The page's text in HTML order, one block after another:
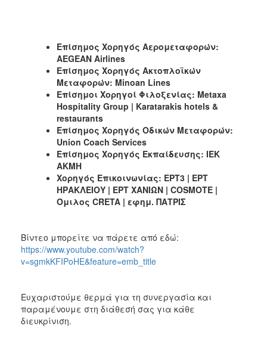
Επίσημος Χορηγός Αερομεταφορών:
AEGEAN Airlines
Επίσημος Χορηγός Ακτοπλοϊκών
Μεταφορών: Minoan Lines
Επίσημοι Χορηγοί Φιλοξενίας: Metaxa
Hospitality Group | Karatarakis hotels &
restaurants
Επίσημος Χορηγός Οδικών Μεταφορών:
Union Coach Services
Επίσημος Χορηγός Εκπαίδευσης: ΙΕΚ
ΑΚΜΗ
Χορηγός Επικοινωνίας: ΕΡΤ3 | ΕΡΤ
ΗΡΑΚΛΕΙΟΥ | ΕΡΤ ΧΑΝΙΩΝ | COSMOTE |
Όμιλος CRETA | εφημ. ΠΑΤΡΙΣ
Βίντεο μπορείτε να πάρετε από εδώ:
https://www.youtube.com/watch?
v=sgmkKFIPoHE&feature=emb_title
Ευχαριστούμε θερμά για τη συνεργασία και
παραμένουμε στη διάθεσή σας για κάθε
διευκρίνιση.